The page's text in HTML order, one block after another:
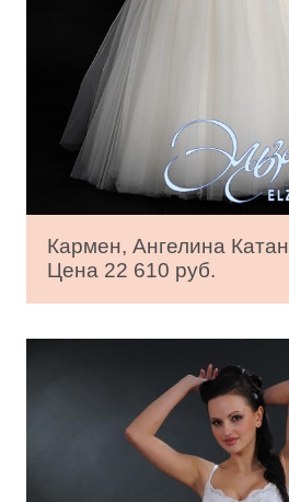
Кармен, Ангелина Катан
Цена 22 610 руб.